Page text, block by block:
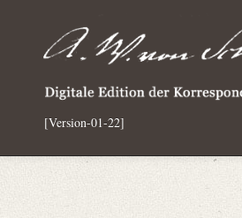
[Version-01-22]